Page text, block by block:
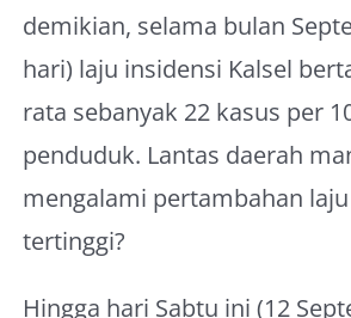
demikian, selama bulan
hari) laju insidensi Kalsel
rata sebanyak 22 kasus per
penduduk. Lantas daerah
mengalami pertambahan
tertinggi?
Hingga hari Sabtu ini (12